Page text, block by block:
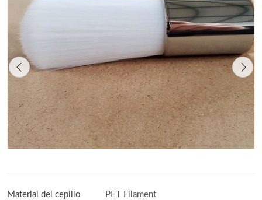
Material del cepillo PET Filament